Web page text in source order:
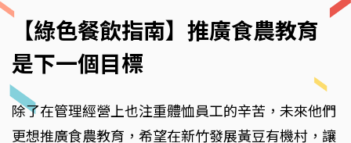
【綠色餐飲指南】推廣食農教育
是下一個目標
除了在管理經營上也注重體恤員工的辛苦，未來他們
更想推廣食農教育，希望在新竹發展黃豆有機村，讓